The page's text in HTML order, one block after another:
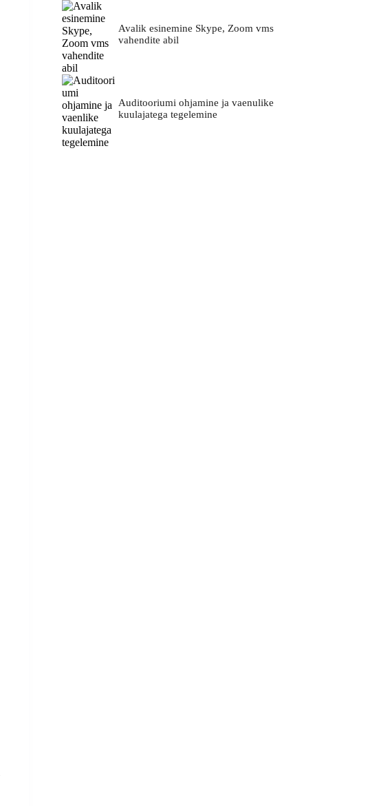
Avalik esinemine Skype, Zoom vms
vahendite abil
Auditooriumi ohjamine ja vaenulike
kuulajatega tegelemine